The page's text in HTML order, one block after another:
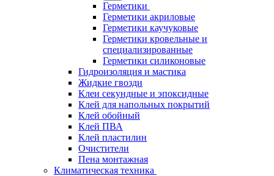
Герметики
Герметики акриловые
Герметики каучуковые
Герметики кровельные и
специализированные
Герметики силиконовые
Гидроизоляция и мастика
Жидкие гвозди
Клеи секундные и эпоксидные
Клей для напольных покрытий
Клей обойный
Клей ПВА
Клей пластилин
Очистители
Пена монтажная
Климатическая техника